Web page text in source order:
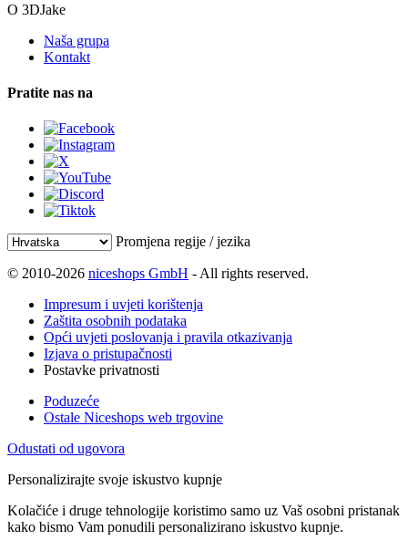
O 3DJake
Naša grupa
Kontakt
Pratite nas na
Promjena regije / jezika
© 2010-2026 niceshops GmbH - All rights reserved.
Impresum i uvjeti korištenja
Zaštita osobnih podataka
Opći uvjeti poslovanja i pravila otkazivanja
Izjava o pristupačnosti
Postavke privatnosti
Poduzeće
Ostale Niceshops web trgovine
Odustati od ugovora
Personalizirajte svoje iskustvo kupnje
Kolačiće i druge tehnologije koristimo samo uz Vaš osobni pristanak
kako bismo Vam ponudili personalizirano iskustvo kupnje.